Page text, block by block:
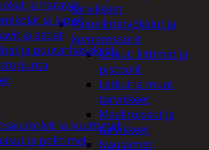
tarvikkeet
Paineilmatyökalut ja
kompressorit
Letkut, liittimet ja
pistoolit
Letkut ja muut
tarvikkeet
Maaliruiskut ja
tarvikkeet
Naulaimet
ja haravat
ja lapiot
ja astiat
ja puutarhasakset
ja suuttimet
ja polttimet